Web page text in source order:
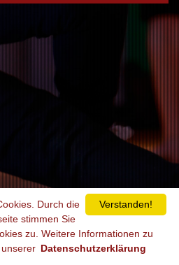
Verstanden!
Durch die
stimmen Sie
zu. Weitere Informationen zu
Datenschutzerklärung